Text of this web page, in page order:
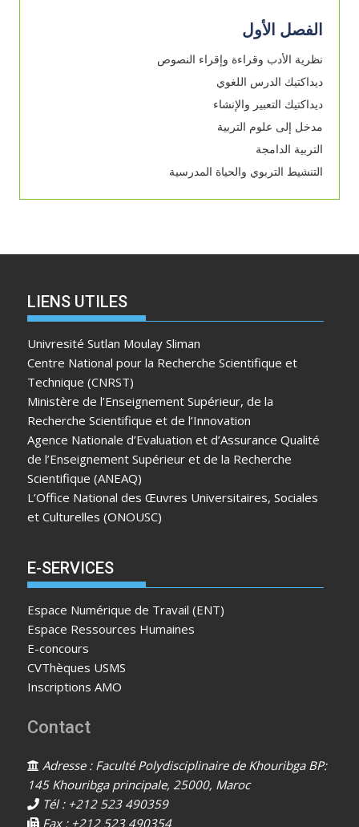
الفصل الأول
نظرية الأدب وقراءة وإقراء النصوص
ديداكتيك الدرس اللغوي
ديداكتيك التعبير والإنشاء
مدخل إلى علوم التربية
التربية الدامجة
التنشيط التربوي والحياة المدرسية
LIENS UTILES
Univresité Sutlan Moulay Sliman
Centre National pour la Recherche Scientifique et
Technique (CNRST)
Ministère de l’Enseignement Supérieur, de la
Recherche Scientifique et de l’Innovation
Agence Nationale d’Evaluation et d’Assurance Qualité
de l’Enseignement Supérieur et de la Recherche
Scientifique (ANEAQ)
L’Office National des Œuvres Universitaires, Sociales
et Culturelles (ONOUSC)
E-SERVICES
Espace Numérique de Travail (ENT)
Espace Ressources Humaines
E-concours
CVThèques USMS
Inscriptions AMO
Contact
Adresse : Faculté Polydisciplinaire de Khouribga BP:
145 Khouribga principale, 25000, Maroc
Tél : +212 523 490359
Fax : +212 523 490354